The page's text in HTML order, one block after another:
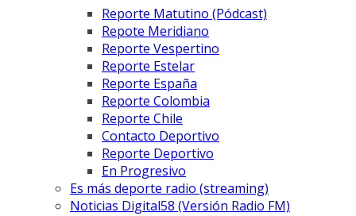
Reporte Matutino (Pódcast)
Repote Meridiano
Reporte Vespertino
Reporte Estelar
Reporte España
Reporte Colombia
Reporte Chile
Contacto Deportivo
Reporte Deportivo
En Progresivo
Es más deporte radio (streaming)
Noticias Digital58 (Versión Radio FM)